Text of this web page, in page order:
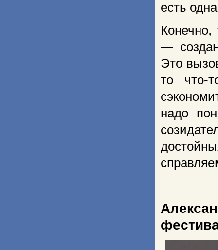
есть
—
Это
то что-
надо